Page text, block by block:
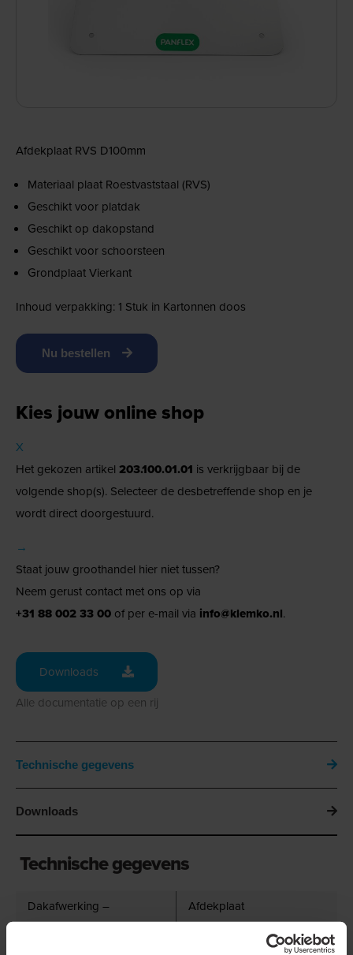
Afdekplaat RVS D100mm
Materiaal plaat Roestvaststaal (RVS)
Geschikt voor platdak
Geschikt op dakopstand
Geschikt voor schoorsteen
Grondplaat Vierkant
Inhoud verpakking: 1 Stuk in Kartonnen doos
Nu bestellen
Kies jouw online shop
X
Het gekozen artikel 203.100.01.01 is verkrijgbaar bij de
volgende shop(s). Selecteer de desbetreffende shop en je
wordt direct doorgestuurd.
→
Staat jouw groothandel hier niet tussen?
Neem gerust contact met ons op via
+31 88 002 33 00 of per e-mail via info@klemko.nl.
Downloads
Alle documentatie op een rij
Technische gegevens
Downloads
Technische gegevens
Dakafwerking –
Afdekplaat